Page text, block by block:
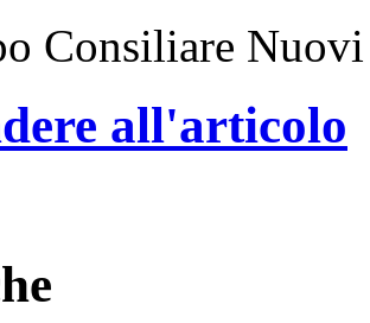
Consiliare
all'articolo